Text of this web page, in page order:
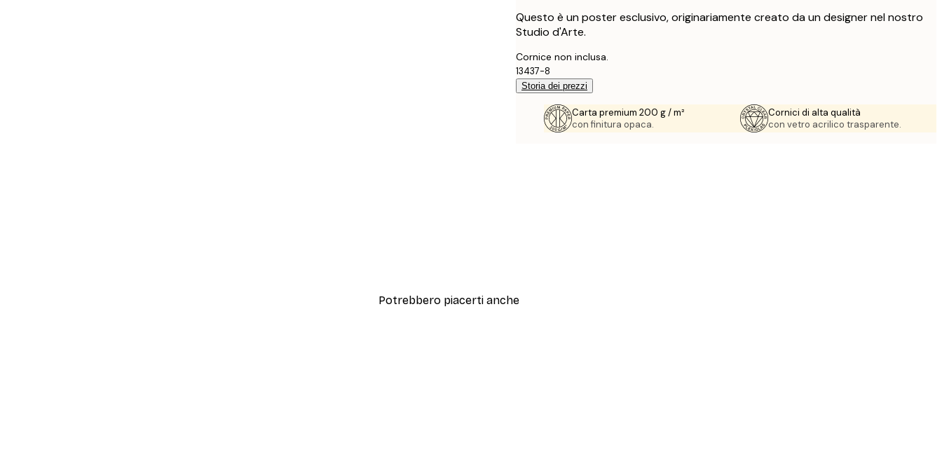
Questo è un poster esclusivo, originariamente creato da un designer nel nostro
Studio d'Arte.
Cornice non inclusa.
13437-8
Storia dei prezzi
Carta premium 200 g / m²
con finitura opaca.
Cornici di alta qualità
con vetro acrilico trasparente.
Potrebbero piacerti anche